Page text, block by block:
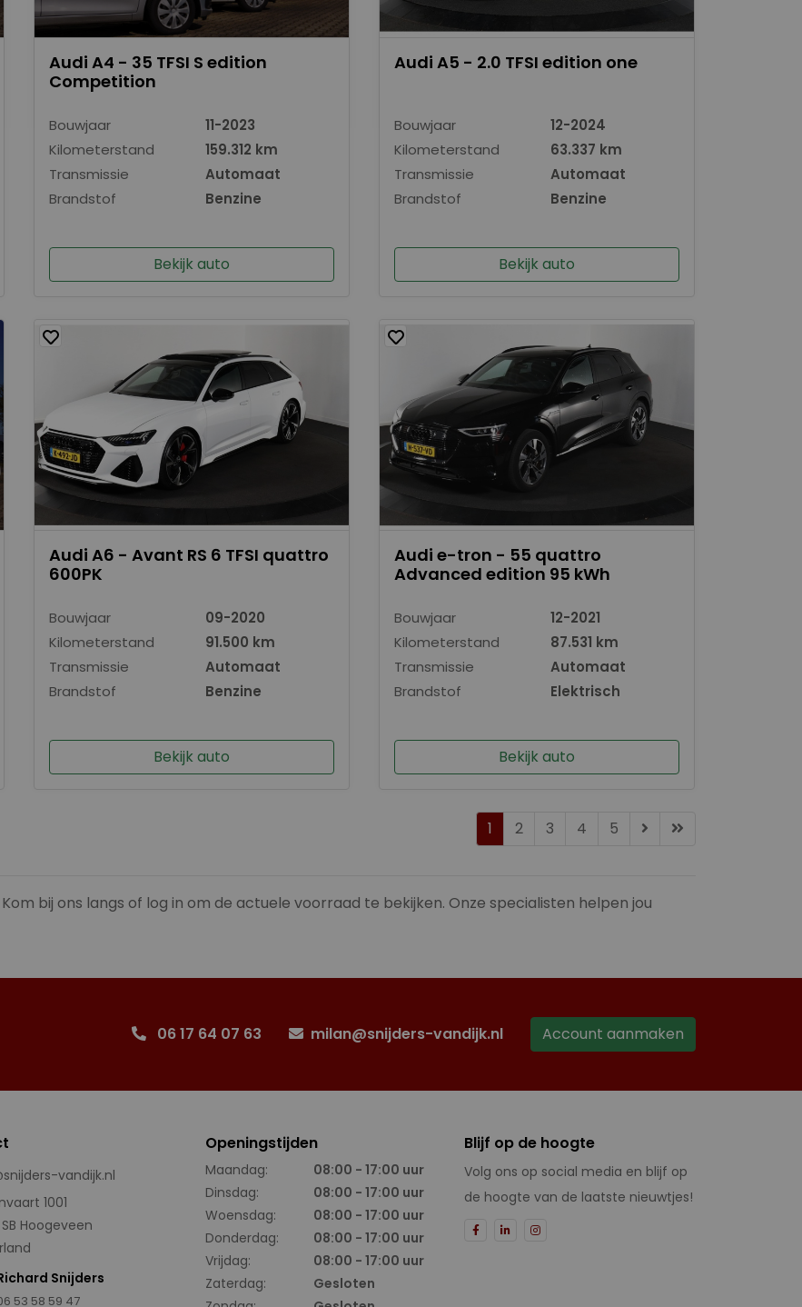
Audi A4 - 35 TFSI S edition
Competition
Bouwjaar
11-2023
Kilometerstand
159.312 km
Transmissie
Automaat
Brandstof
Benzine
Bekijk auto
Audi A5 - 2.0 TFSI edition one
Bouwjaar
12-2024
Kilometerstand
63.337 km
Transmissie
Automaat
Brandstof
Benzine
Bekijk auto
Audi A6 - Avant RS 6 TFSI quattro
600PK
Bouwjaar
09-2020
Kilometerstand
91.500 km
Transmissie
Automaat
Brandstof
Benzine
Bekijk auto
Audi e-tron - 55 quattro
Advanced edition 95 kWh
Bouwjaar
12-2021
Kilometerstand
87.531 km
Transmissie
Automaat
Brandstof
Elektrisch
Bekijk auto
1 2 3 4 5
bij ons langs of log in om de actuele voorraad te bekijken. Onze specialisten helpen jou
06 17 64 07 63 milan@snijders-vandijk.nl Account aanmaken
vandijk.nl
1001
Hoogeveen
Snijders
53 58 59 47
Openingstijden
Maandag:
08:00 - 17:00 uur
Dinsdag:
08:00 - 17:00 uur
Woensdag:
08:00 - 17:00 uur
Donderdag:
08:00 - 17:00 uur
Vrijdag:
08:00 - 17:00 uur
Zaterdag:
Gesloten
Blijf op de hoogte
Volg ons op social media en blijf op
de hoogte van de laatste nieuwtjes!